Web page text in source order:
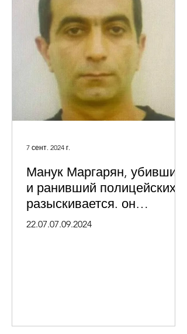
Манук Маргарян, убивший
и ранивший полицейских,
разыскивается. он
вооружен
22.07.07.09.2024
7 сент. 2024 г.